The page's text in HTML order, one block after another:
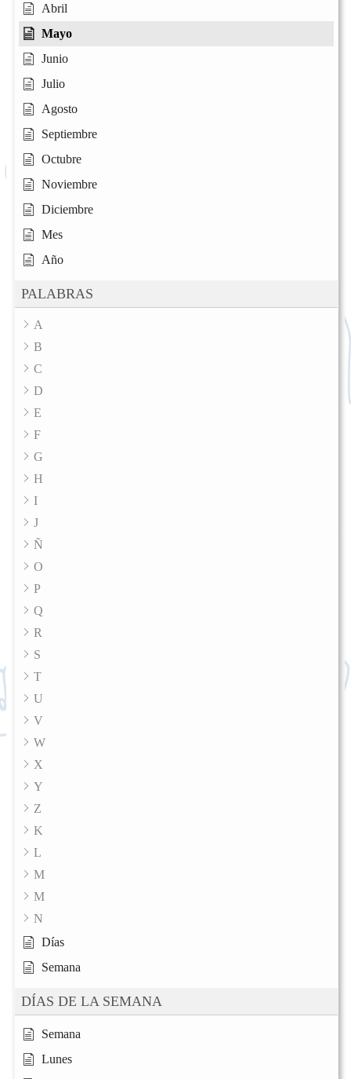
Abril
Mayo
Junio
Julio
Agosto
Septiembre
Octubre
Noviembre
Diciembre
Mes
Año
PALABRAS
A
B
C
D
E
F
G
H
I
J
Ñ
O
P
Q
R
S
T
U
V
W
X
Y
Z
K
L
M
M
N
Días
Semana
DÍAS DE LA SEMANA
Semana
Lunes